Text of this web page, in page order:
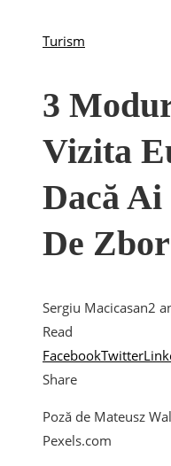
Turism
3
Vizita
Dacă
De Zbor
Sergiu Macicasan2
Read
FacebookTwitter
Share
Poză de Mateusz
Pexels.com